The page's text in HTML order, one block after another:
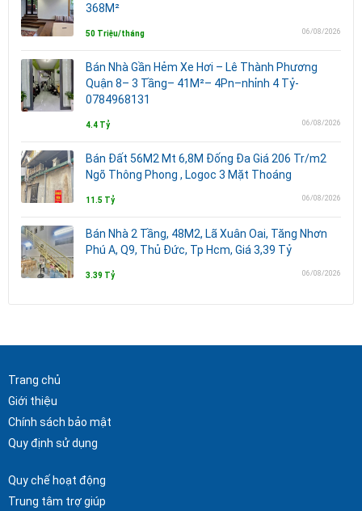
368M²
50 Triệu/tháng 06/08/2026
Bán Nhà Gần Hẻm Xe Hơi – Lê Thành Phương
Quận 8– 3 Tầng– 41M²– 4Pn–nhỉnh 4 Tỷ-
0784968131
4.4 Tỷ 06/08/2026
Bán Đất 56M2 Mt 6,8M Đống Đa Giá 206 Tr/m2
Ngõ Thông Phong , Logoc 3 Mặt Thoáng
11.5 Tỷ 06/08/2026
Bán Nhà 2 Tầng, 48M2, Lã Xuân Oai, Tăng Nhơn
Phú A, Q9, Thủ Đức, Tp Hcm, Giá 3,39 Tỷ
3.39 Tỷ 06/08/2026
Trang chủ
Giới thiệu
Chính sách bảo mật
Quy định sử dụng
Quy chế hoạt động
Trung tâm trợ giúp